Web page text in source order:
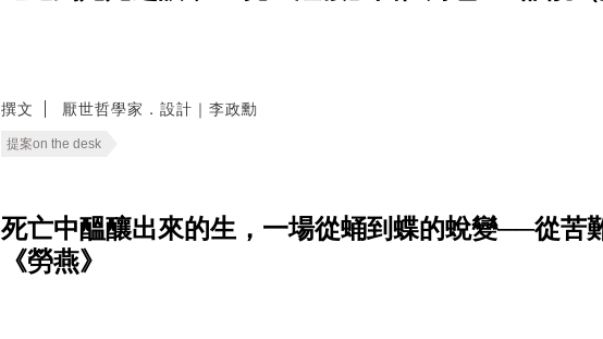
撰文 厭世哲學家．設計｜李政勳
提案on the desk
死亡中醞釀出來的生，一場從蛹到蝶的蛻變──從苦
《勞燕》